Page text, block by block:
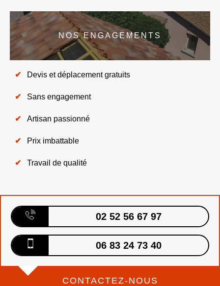
NOS ENGAGEMENTS
Devis et déplacement gratuits
Sans engagement
Artisan passionné
Prix imbattable
Travail de qualité
02 52 56 67 97
06 83 24 73 40
CONTACTEZ-NOUS